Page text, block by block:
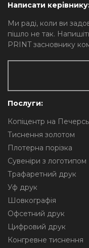
Написати
Ми раді, коли ви
пішло не так.
PRINT засновнику
Послуги:
Копіцентр на
Тиснення золотом
Плотерна порізка
Сувеніри з логотипом
Трафаретний друк
Уф друк
Шовкографія
Офсетний друк
Цифровий друк
Конгревне тиснення